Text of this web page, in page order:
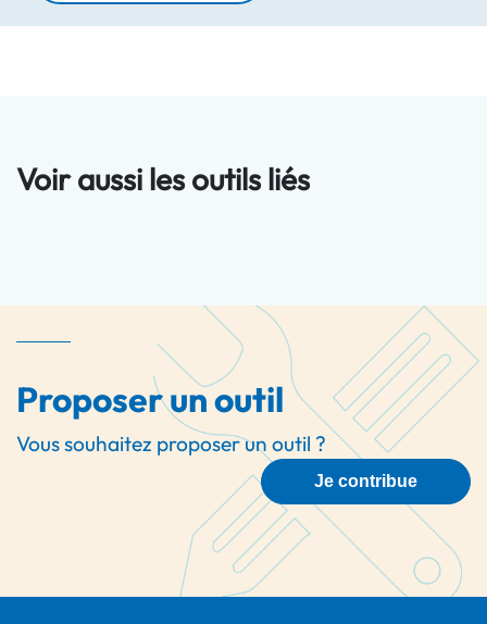
Voir aussi les outils liés
Proposer un outil
Vous souhaitez proposer un outil ?
Je contribue